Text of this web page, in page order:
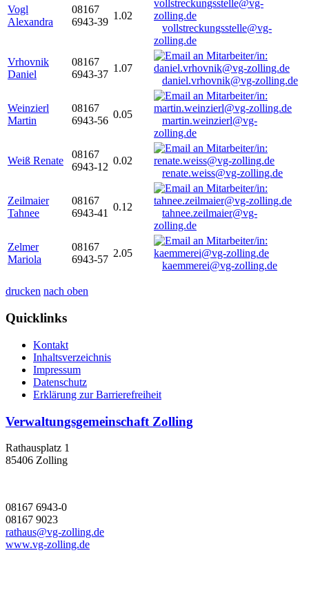
Vogl
Alexandra
08167
6943-39
1.02
vollstreckungsstelle@vg-
zolling.de
Vrhovnik
Daniel
08167
6943-37
1.07
daniel.vrhovnik@vg-zolling.de
Weinzierl
Martin
08167
6943-56
0.05
martin.weinzierl@vg-
zolling.de
Weiß Renate
08167
6943-12
0.02
renate.weiss@vg-zolling.de
Zeilmaier
Tahnee
08167
6943-41
0.12
tahnee.zeilmaier@vg-
zolling.de
Zelmer
Mariola
08167
6943-57
2.05
kaemmerei@vg-zolling.de
drucken nach oben
Quicklinks
Kontakt
Inhaltsverzeichnis
Impressum
Datenschutz
Erklärung zur Barrierefreiheit
Verwaltungsgemeinschaft Zolling
Rathausplatz 1
85406 Zolling
08167 6943-0
08167 9023
rathaus@vg-zolling.de
www.vg-zolling.de